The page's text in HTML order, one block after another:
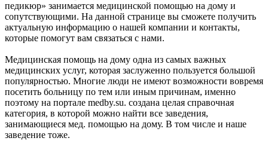
педикюр» занимается медицинской помощью на дому и
сопутствующими. На данной странице вы сможете получить
актуальную информацию о нашей компании и контакты,
которые помогут вам связаться с нами.
Медицинская помощь на дому одна из самых важных
медицинских услуг, которая заслуженно пользуется большой
популярностью. Многие люди не имеют возможности вовремя
посетить больницу по тем или иным причинам, именно
поэтому на портале medby.su. создана целая справочная
категория, в которой можно найти все заведения,
занимающиеся мед. помощью на дому. В том числе и наше
заведение тоже.